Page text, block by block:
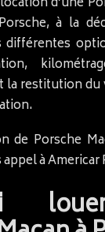
à la
différentes
la restitution du
de Porsche
à Americar